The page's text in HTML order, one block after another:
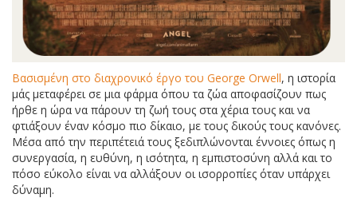
Βασισμένη στο διαχρονικό έργο του George Orwell, η ιστορία
μάς μεταφέρει σε μια φάρμα όπου τα ζώα αποφασίζουν πως
ήρθε η ώρα να πάρουν τη ζωή τους στα χέρια τους και να
φτιάξουν έναν κόσμο πιο δίκαιο, με τους δικούς τους κανόνες.
Μέσα από την περιπέτειά τους ξεδιπλώνονται έννοιες όπως η
συνεργασία, η ευθύνη, η ισότητα, η εμπιστοσύνη αλλά και το
πόσο εύκολο είναι να αλλάξουν οι ισορροπίες όταν υπάρχει
δύναμη.